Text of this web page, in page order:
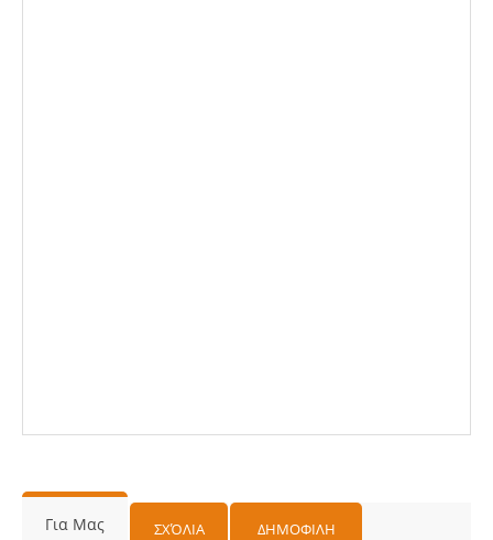
Για Μας ΣΧΌΛΙΑ ΔΗΜΟΦΙΛΗ